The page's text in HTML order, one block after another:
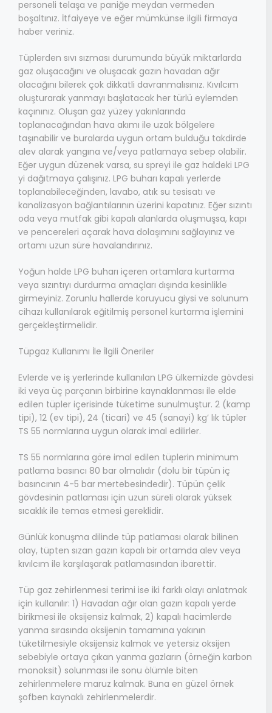
personeli telaşa ve paniğe meydan vermeden
boşaltınız. İtfaiyeye ve eğer mümkünse ilgili firmaya
haber veriniz.
Tüplerden sıvı sızması durumunda büyük miktarlarda
gaz oluşacağını ve oluşacak gazın havadan ağır
olacağını bilerek çok dikkatli davranmalısınız. Kıvılcım
oluşturarak yanmayı başlatacak her türlü eylemden
kaçınınız. Oluşan gaz yüzey yakınlarında
toplanacağından hava akımı ile uzak bölgelere
taşınabilir ve buralarda uygun ortam bulduğu takdirde
alev alarak yangına ve/veya patlamaya sebep olabilir.
Eğer uygun düzenek varsa, su spreyi ile gaz haldeki LPG
yi dağıtmaya çalışınız. LPG buharı kapalı yerlerde
toplanabileceğinden, lavabo, atık su tesisatı ve
kanalizasyon bağlantılarının üzerini kapatınız. Eğer sızıntı
oda veya mutfak gibi kapalı alanlarda oluşmuşsa, kapı
ve pencereleri açarak hava dolaşımını sağlayınız ve
ortamı uzun süre havalandırınız.
Yoğun halde LPG buharı içeren ortamlara kurtarma
veya sızıntıyı durdurma amaçları dışında kesinlikle
girmeyiniz. Zorunlu hallerde koruyucu giysi ve solunum
cihazı kullanılarak eğitilmiş personel kurtarma işlemini
gerçekleştirmelidir.
Tüpgaz Kullanımı İle İlgili Öneriler
Evlerde ve iş yerlerinde kullanılan LPG ülkemizde gövdesi
iki veya üç parçanın birbirine kaynaklanması ile elde
edilen tüpler içerisinde tüketime sunulmuştur. 2 (kamp
tipi), 12 (ev tipi), 24 (ticari) ve 45 (sanayi) kg’ lık tüpler
TS 55 normlarına uygun olarak imal edilirler.
TS 55 normlarına göre imal edilen tüplerin minimum
patlama basıncı 80 bar olmalıdır (dolu bir tüpün iç
basıncının 4-5 bar mertebesindedir). Tüpün çelik
gövdesinin patlaması için uzun süreli olarak yüksek
sıcaklık ile temas etmesi gereklidir.
Günlük konuşma dilinde tüp patlaması olarak bilinen
olay, tüpten sızan gazın kapalı bir ortamda alev veya
kıvılcım ile karşılaşarak patlamasından ibarettir.
Tüp gaz zehirlenmesi terimi ise iki farklı olayı anlatmak
için kullanılır: 1) Havadan ağır olan gazın kapalı yerde
birikmesi ile oksijensiz kalmak, 2) kapalı hacimlerde
yanma sırasında oksijenin tamamına yakının
tüketilmesiyle oksijensiz kalmak ve yetersiz oksijen
sebebiyle ortaya çıkan yanma gazların (örneğin karbon
monoksit) solunması ile sonu ölümle biten
zehirlenmelere maruz kalmak. Buna en güzel örnek
şofben kaynaklı zehirlenmelerdir.